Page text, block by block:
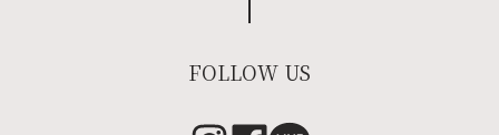
FOLLOW US